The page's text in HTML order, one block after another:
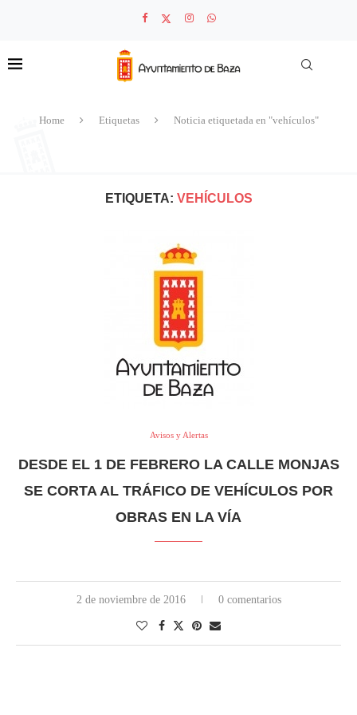
Home Etiquetas Noticia etiquetada en "vehículos"
ETIQUETA: VEHÍCULOS
Avisos y Alertas
DESDE EL 1 DE FEBRERO LA CALLE MONJAS
SE CORTA AL TRÁFICO DE VEHÍCULOS POR
OBRAS EN LA VÍA
2 de noviembre de 2016 0 comentarios